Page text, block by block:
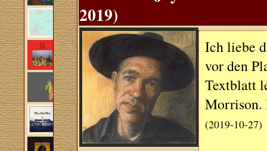
2019)
Ich liebe
vor den
Textblatt
Morrison.
(2019-10-27)